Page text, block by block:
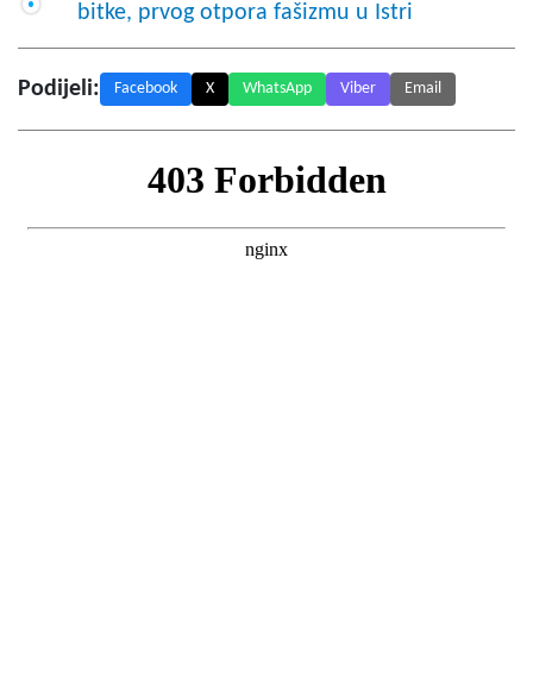
bitke, prvog otpora fašizmu u Istri
Podijeli: Facebook X WhatsApp Viber Email